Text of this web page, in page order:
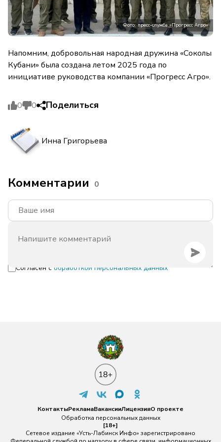
Фото: пресс-служба «Прогресс Агро»
Напомним, добровольная народная дружина «Соколы
Кубани» была создана летом 2025 года по
инициативе руководства компании «Прогресс Агро».
0 0 Поделиться
Инна Григорьева
Комментарии 0
Согласен с обработкой персональных данных
КонтактыРекламаВакансииЛицензияО проекте
Обработка персональных данных
[18+]
Сетевое издание «Усть-Лабинск Инфо» зарегистрировано